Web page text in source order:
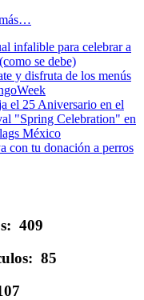
infalible para celebrar a
se debe)
y disfruta de los menús
el 25 Aniversario en el
"Spring Celebration" en
México
con tu donación a perros
409
85